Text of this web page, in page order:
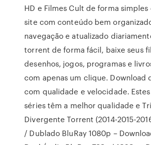
HD e Filmes Cult de forma simples
site com conteúdo bem
navegação e atualizado
torrent de forma fácil, baixe seus
desenhos, jogos, programas e
com apenas um clique. Download
com qualidade e velocidade.
séries têm a melhor qualidade e
Divergente Torrent (2014-2015-
/ Dublado BluRay 1080p –